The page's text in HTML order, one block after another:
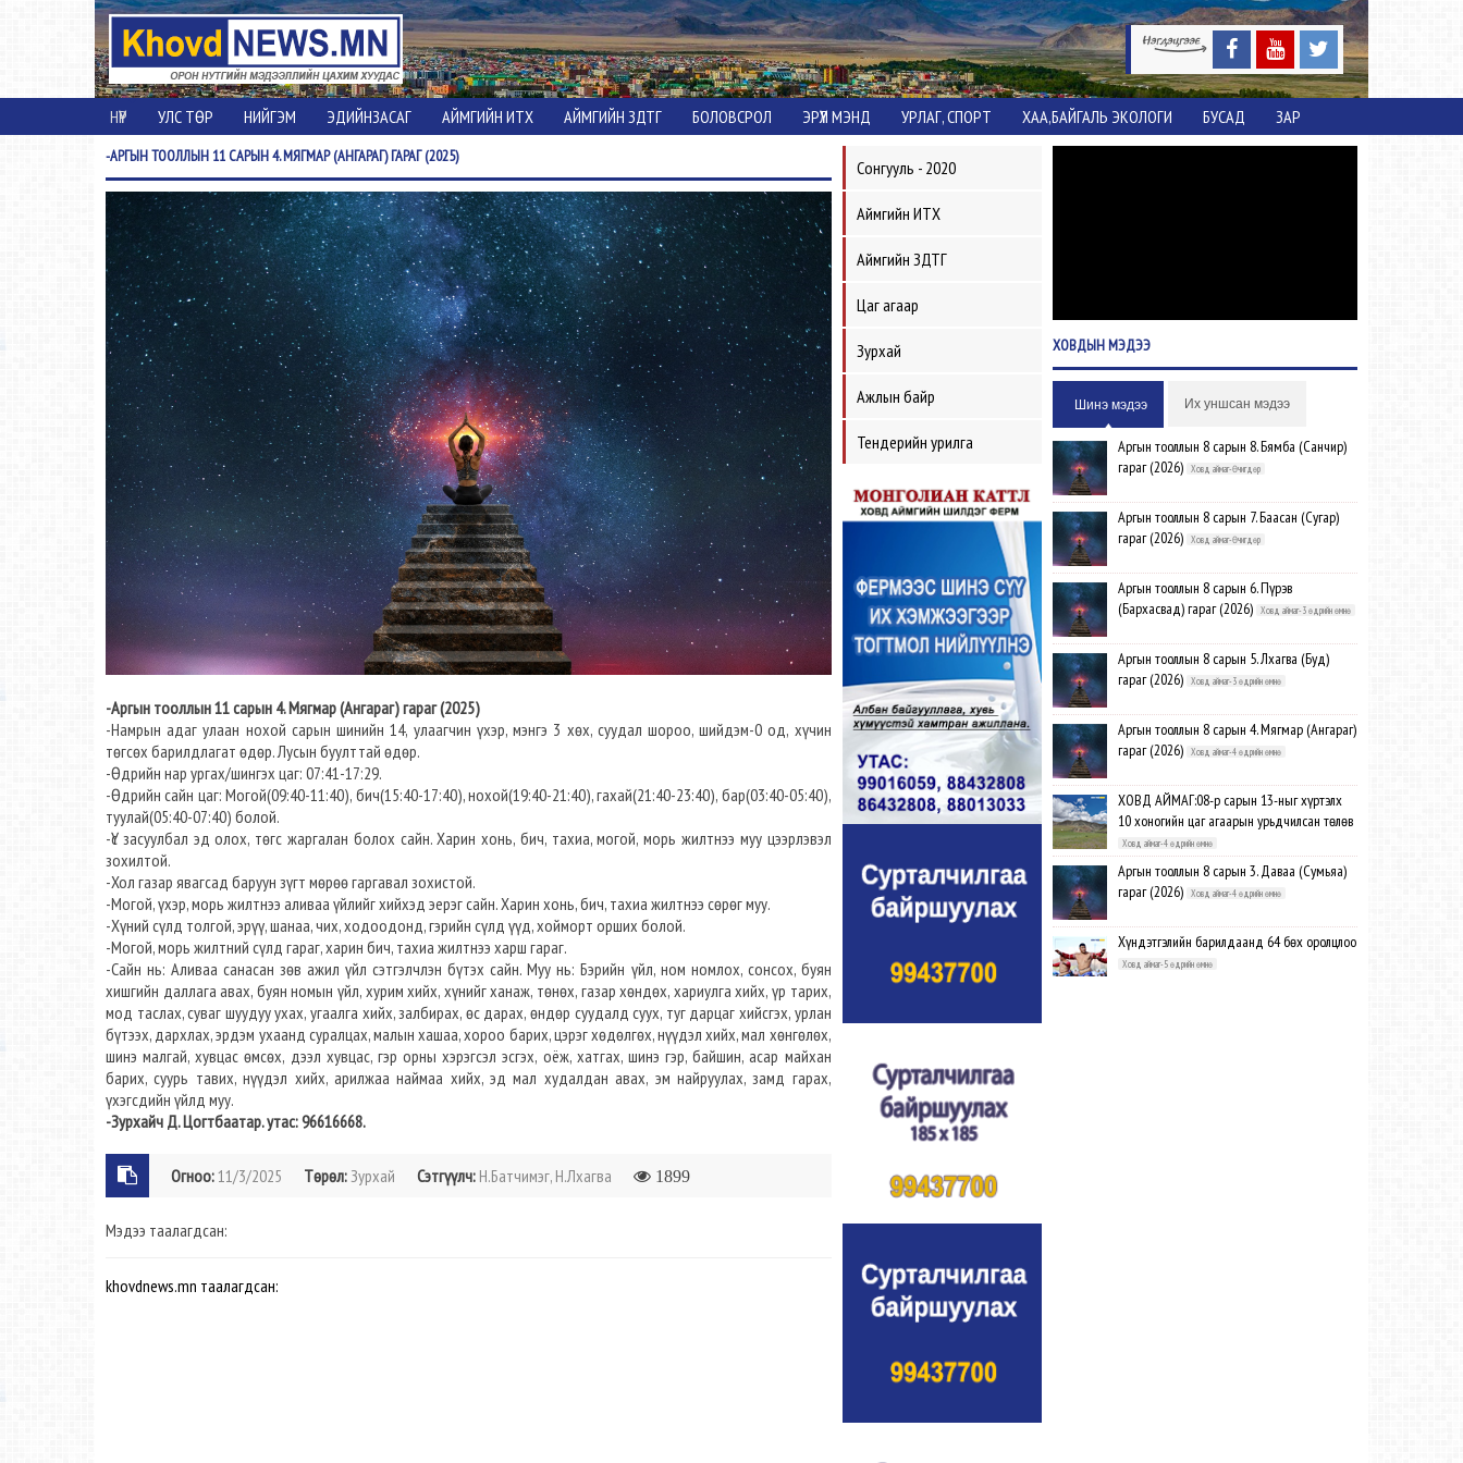
НҮҮР УЛС ТӨР НИЙГЭМ ЭДИЙНЗАСАГ АЙМГИЙН ИТХ АЙМГИЙН ЗДТГ БОЛОВСРОЛ ЭРҮҮЛ МЭНД УРЛАГ, СПОРТ ХАА,БАЙГАЛЬ ЭКОЛОГИ БУСАД ЗАР
-АРГЫНТООЛЛЫН 11 САРЫН 4. МЯГМАР (АНГАРАГ) ГАРАГ (2025)
-Аргын тооллын 11 сарын 4. Мягмар (Ангараг) гараг (2025)
-Намрын адаг улаан нохой сарын шинийн 14, улаагчин үхэр, мэнгэ 3 хөх, суудал шороо, шийдэм-0 од, хүчин
төгсөх барилдлагат өдөр. Лусын буулттай өдөр.
-Өдрийн нар ургах/шингэх цаг: 07:41-17:29.
-Өдрийн сайн цаг: Могой(09:40-11:40), бич(15:40-17:40), нохой(19:40-21:40), гахай(21:40-23:40), бар(03:40-05:40),
туулай(05:40-07:40) болой.
-Үс засуулбал эд олох, төгс жаргалан болох сайн. Харин хонь, бич, тахиа, могой, морь жилтнээ муу цээрлэвэл
зохилтой.
-Хол газар явагсад баруун зүгт мөрөө гаргавал зохистой.
-Могой, үхэр, морь жилтнээ аливаа үйлийг хийхэд эерэг сайн. Харин хонь, бич, тахиа жилтнээ сөрөг муу.
-Хүний сүлд толгой, эрүү, шанаа, чих, ходоодонд, гэрийн сүлд үүд, хойморт орших болой.
-Могой, морь жилтний сүлд гараг, харин бич, тахиа жилтнээ харш гараг.
-Сайн нь: Аливаа санасан зөв ажил үйл сэтгэлчлэн бүтэх сайн. Муу нь: Бэрийн үйл, ном номлох, сонсох, буян
хишгийн даллага авах, буян номын үйл, хурим хийх, хүнийг ханаж, төнөх, газар хөндөх, хариулга хийх, үр тарих,
мод таслах, суваг шуудуу ухах, угаалга хийх, залбирах, өс дарах, өндөр суудалд суух, туг дарцаг хийсгэх, урлан
бүтээх, дархлах, эрдэм ухаанд суралцах, малын хашаа, хороо барих, цэрэг хөдөлгөх, нүүдэл хийх, мал хөнгөлөх,
шинэ малгай, хувцас өмсөх, дээл хувцас, гэр орны хэрэгсэл эсгэх, оёж, хатгах, шинэ гэр, байшин, асар майхан
барих, суурь тавих, нүүдэл хийх, арилжаа наймаа хийх, эд мал худалдан авах, эм найруулах, замд гарах,
үхэгсдийн үйлд муу.
-Зурхайч Д. Цогтбаатар. утас: 96616668.
Огноо:11/3/2025 Төрөл:Зурхай Сэтгүүлч: Н.Батчимэг, Н.Лхагва 1899
Мэдээ таалагдсан:
khovdnews.mn таалагдсан:
Сонгууль - 2020
Аймгийн ИТХ
Аймгийн ЗДТГ
Цаг агаар
Зурхай
Ажлын байр
Тендерийн урилга
ХОВДЫНМЭДЭЭ
Шинэ мэдээ Их уншсан мэдээ
Аргын тооллын 8 сарын 8. Бямба (Санчир)
гараг (2026)
Ховд аймаг-Өчигдөр
Аргын тооллын 8 сарын 7. Баасан (Сугар)
гараг (2026)
Ховд аймаг-Өчигдөр
Аргын тооллын 8 сарын 6. Пүрэв
(Бархасвад) гараг (2026)
Ховд аймаг-3 өдрийн өмнө
Аргын тооллын 8 сарын 5. Лхагва (Буд)
гараг (2026)
Ховд аймаг-3 өдрийн өмнө
Аргын тооллын 8 сарын 4. Мягмар (Ангараг)
гараг (2026)
Ховд аймаг-4 өдрийн өмнө
ХОВД АЙМАГ:08-р сарын 13-ныг хүртэлх
10 хоногийн цаг агаарын урьдчилсан төлөв
Ховд аймаг-4 өдрийн өмнө
Аргын тооллын 8 сарын 3. Даваа (Сумьяа)
гараг (2026)
Ховд аймаг-4 өдрийн өмнө
Хүндэтгэлийн барилдаанд 64 бөх оролцлоо
Ховд аймаг-5 өдрийн өмнө